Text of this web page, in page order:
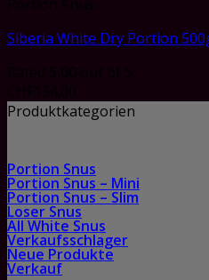
Siberia White Dry Portion
Produktkategorien
Portion Snus
Portion Snus – Mini
Portion Snus – Slim
Loser Snus
All White Snus
Verkaufsschlager
Neue Produkte
Verkauf